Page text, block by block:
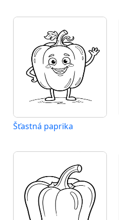
Šťastná paprika